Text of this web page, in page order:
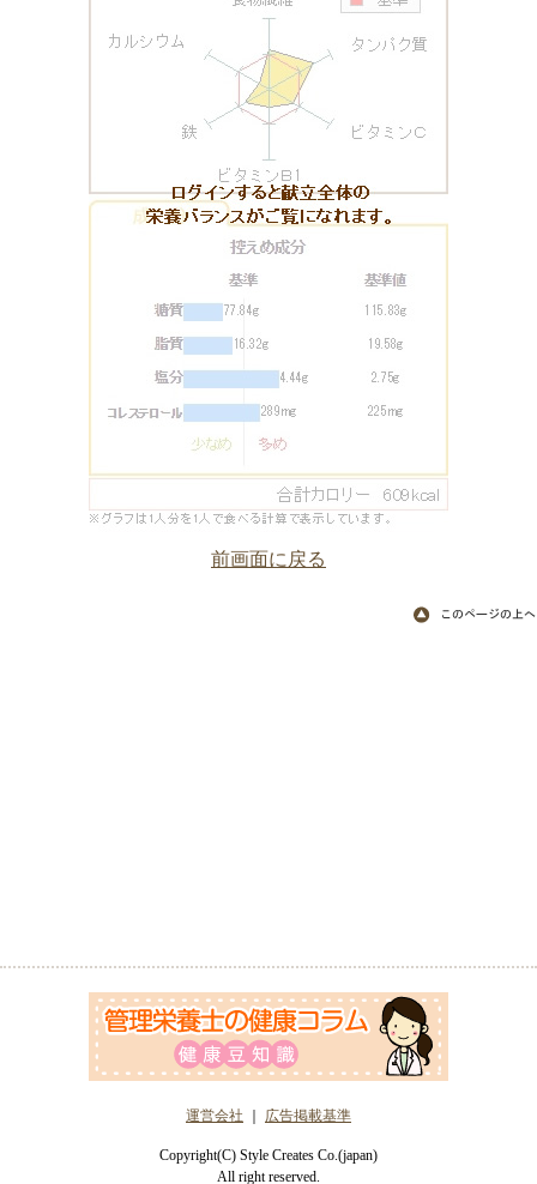
前画面に戻る
運営会社 広告掲載基準
Copyright(C) Style Creates Co.(japan)
All right reserved.